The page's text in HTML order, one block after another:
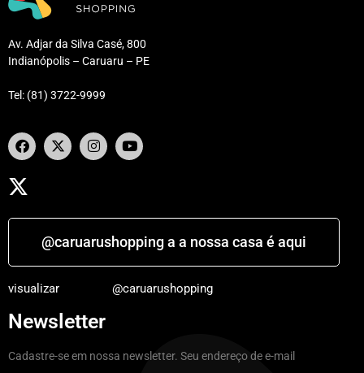
Av. Adjar da Silva Casé, 800
Indianópolis – Caruaru – PE
Tel: (81) 3722-9999
@caruarushopping a a nossa casa é aqui
visualizar @caruarushopping
Newsletter
Cadastre-se em nossa newsletter. Seu endereço de e-mail